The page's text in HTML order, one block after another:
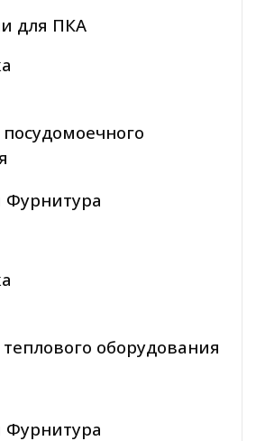
для ПКА
Фурнитура
оборудования
Фурнитура